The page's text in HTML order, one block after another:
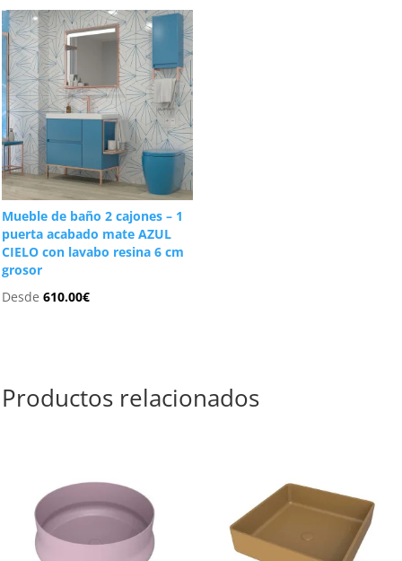
Mueble de baño 2 cajones – 1
puerta acabado mate AZUL
CIELO con lavabo resina 6 cm
grosor
Desde610.00€
Productos relacionados